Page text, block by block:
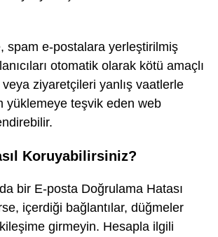
spam e-postalara yerleştirilmiş
otomatik olarak kötü amaçlı
veya ziyaretçileri yanlış vaatlerle
yüklemeye teşvik eden web
Koruyabilirsiniz?
bir E-posta Doğrulama Hatası
içerdiği bağlantılar, düğmeler
girmeyin. Hesapla ilgili